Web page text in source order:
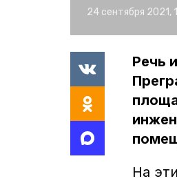
24 сентября 2021,
Речь
На